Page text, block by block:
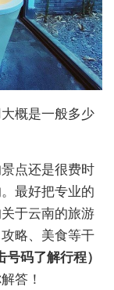
概是一般多少
点还是很费时
最好把专业的
于云南的旅游
略、美食等干
号码了解行程）
答！